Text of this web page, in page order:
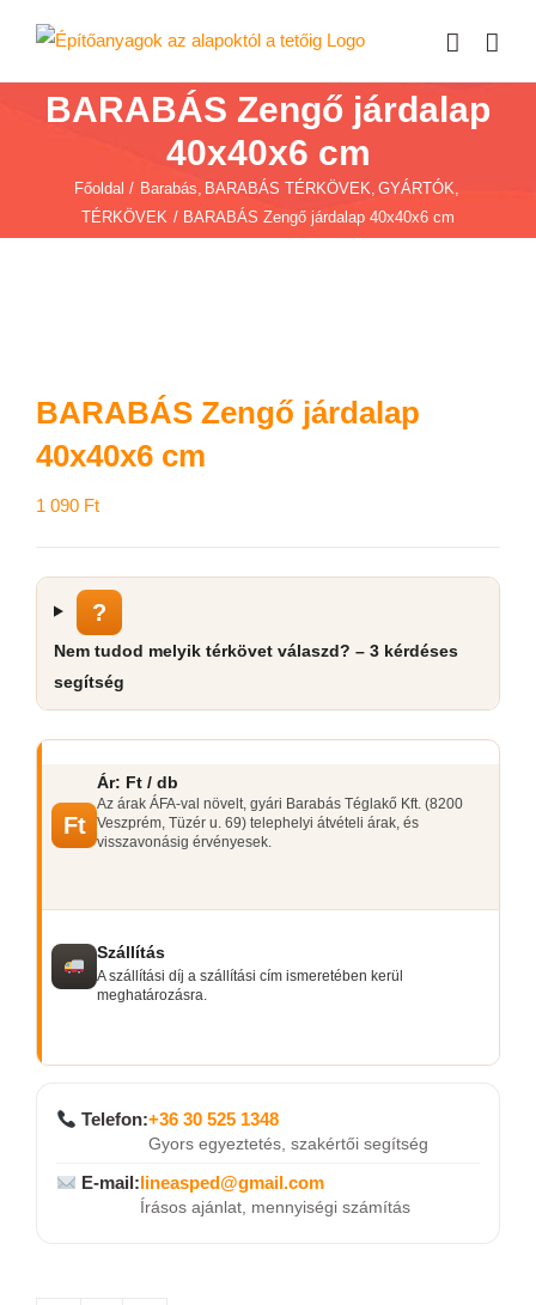
BARABÁS Zengő járdalap
40x40x6 cm
Főoldal Barabás BARABÁS TÉRKÖVEK GYÁRTÓK
TÉRKÖVEK
BARABÁS Zengő járdalap 40x40x6 cm
BARABÁS Zengő járdalap
40x40x6 cm
1 090 Ft
?
Nem tudod melyik térkövet válaszd? – 3 kérdéses
segítség
Ft
Ár: Ft / db
Az árak ÁFA-val növelt, gyári Barabás Téglakő Kft. (8200
Veszprém, Tüzér u. 69) telephelyi átvételi árak, és
visszavonásig érvényesek.
Szállítás
A szállítási díj a szállítási cím ismeretében kerül
meghatározásra.
Telefon:+36 30 525 1348
Gyors egyeztetés, szakértői segítség
E-mail:lineasped@gmail.com
Írásos ajánlat, mennyiségi számítás